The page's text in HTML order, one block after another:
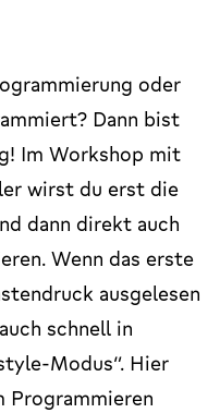
oder
Dann bist
Im Workshop mit
wirst du erst die
dann direkt auch
Wenn das erste
ausgelesen
schnell in
Modus”. Hier
Programmieren